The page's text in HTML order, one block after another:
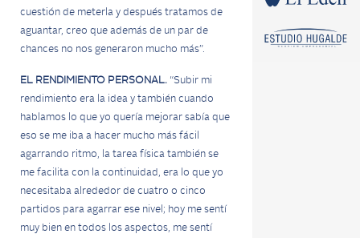
cuestión de meterla y después tratamos de
aguantar, creo que además de un par de
chances no nos generaron mucho más”.
EL RENDIMIENTO PERSONAL. “Subir mi
rendimiento era la idea y también cuando
hablamos lo que yo quería mejorar sabía que
eso se me iba a hacer mucho más fácil
agarrando ritmo, la tarea física también se
me facilita con la continuidad, era lo que yo
necesitaba alrededor de cuatro o cinco
partidos para agarrar ese nivel; hoy me sentí
muy bien en todos los aspectos, me sentí